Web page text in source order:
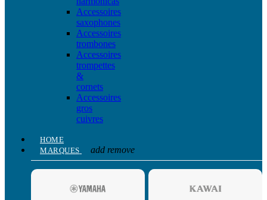
Accessoires
saxophones
Accessoires
trombones
Accessoires
trompettes
&
cornets
Accessoires
gros
cuivres
HOME
MARQUES
add remove